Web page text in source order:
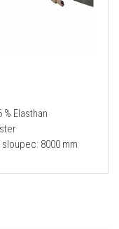
Elasthan
8000 mm